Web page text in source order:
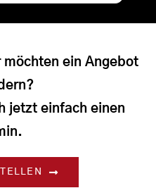
möchten ein Angebot
jetzt einfach einen